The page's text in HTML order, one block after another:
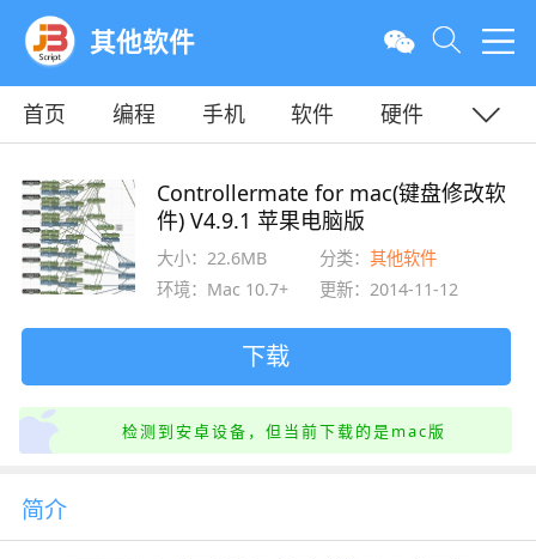
其他软件
首页 编程 手机 软件
硬件
Controllermate for mac(键盘修改软
件) V4.9.1 苹果电脑版
大小：22.6MB 分类：其他软件
环境：Mac 10.7+
更新：2014-11-12
下载
检测到安卓设备，但当前下载的是mac版
简介